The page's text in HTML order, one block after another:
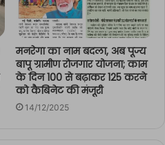
मनरेगा का नाम बदला, अब पूज्य
बापू ग्रामीण रोजगार योजना; काम
के दिन 100 से बढ़ाकर 125 करने
को कैबिनेट की मंजूरी
14/12/2025